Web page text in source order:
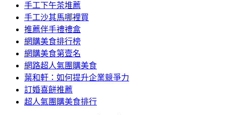
手工下午茶堆薦
手工沙其馬哪裡買
推薦伴手禮禮盒
網購美食排行榜
網購美食第壹名
網路超人氣團購美食
葉和軒：如何提升企業競爭力
訂婚喜餅推薦
超人氣團購美食排行